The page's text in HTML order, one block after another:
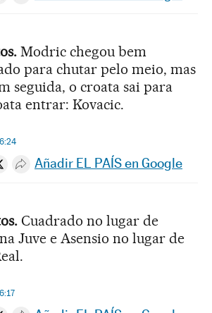
Modric chegou bem
para chutar pelo meio, mas
seguida, o croata sai para
entrar: Kovacic.
en Whatsapp
en Facebook
Compartir en Twitter
Desplegar Redes Sociales
Añadir EL PAÍS en Google
Cuadrado no lugar de
Juve e Asensio no lugar de